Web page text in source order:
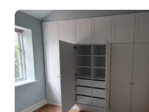
Virtuvės